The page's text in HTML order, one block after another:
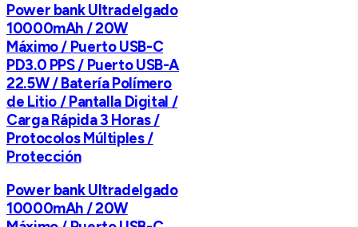
Power bank Ultradelgado
10000mAh / 20W
Máximo / Puerto USB-C
PD3.0 PPS / Puerto USB-A
22.5W / Batería Polímero
de Litio / Pantalla Digital /
Carga Rápida 3 Horas /
Protocolos Múltiples /
Protección
Power bank Ultradelgado
10000mAh / 20W